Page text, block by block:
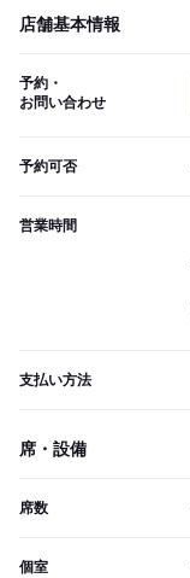
店舗基本情報
予約・
お問い合わせ
予約可否
営業時間
支払い方法
席・設備
席数
個室